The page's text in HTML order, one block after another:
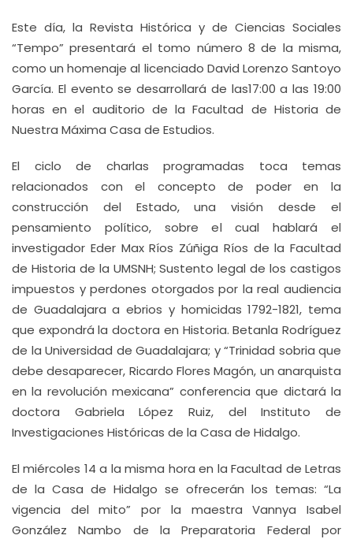
Este día, la Revista Histórica y de Ciencias Sociales
“Tempo” presentará el tomo número 8 de la misma,
como un homenaje al licenciado David Lorenzo Santoyo
García. El evento se desarrollará de las17:00 a las 19:00
horas en el auditorio de la Facultad de Historia de
Nuestra Máxima Casa de Estudios.
El ciclo de charlas programadas toca temas
relacionados con el concepto de poder en la
construcción del Estado, una visión desde el
pensamiento político, sobre el cual hablará el
investigador Eder Max Ríos Zúñiga Ríos de la Facultad
de Historia de la UMSNH; Sustento legal de los castigos
impuestos y perdones otorgados por la real audiencia
de Guadalajara a ebrios y homicidas 1792-1821, tema
que expondrá la doctora en Historia. Betanla Rodríguez
de la Universidad de Guadalajara; y “Trinidad sobria que
debe desaparecer, Ricardo Flores Magón, un anarquista
en la revolución mexicana” conferencia que dictará la
doctora Gabriela López Ruiz, del Instituto de
Investigaciones Históricas de la Casa de Hidalgo.
El miércoles 14 a la misma hora en la Facultad de Letras
de la Casa de Hidalgo se ofrecerán los temas: “La
vigencia del mito” por la maestra Vannya Isabel
González Nambo de la Preparatoria Federal por